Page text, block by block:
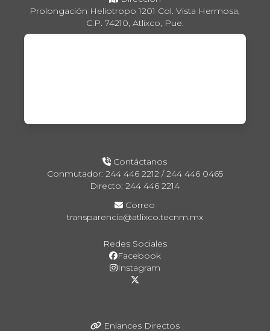
Prolongación Heliotropo 1201 Col. Vista Hermosa,
C.P. 74210, Atlixco, Pue.
Contáctanos
Conmutador: 244 446 2212 / 244 446 0465
Directo: 244 446 2214
Correo
transparencia@atlixco.tecnm.mx
Redes Sociales
Facebook
Instagram
Enlances Directos